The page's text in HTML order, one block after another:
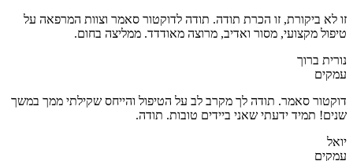
זו לא ביקורת, זו הכרת תודה. תודה לדוקטור סאמר וצוות המרפאה על
טיפול מקצועי, מסור ואדיב, מרוצה מאודדד. ממליצה בחום.
נורית ברוך
עמקים
דוקטור סאמר. תודה לך מקרב לב על הטיפול והייחס שקילתי ממך במשך
שנים! תמיד ידעתי שאני ביידים טובות. תודה.
יואל
עמקים